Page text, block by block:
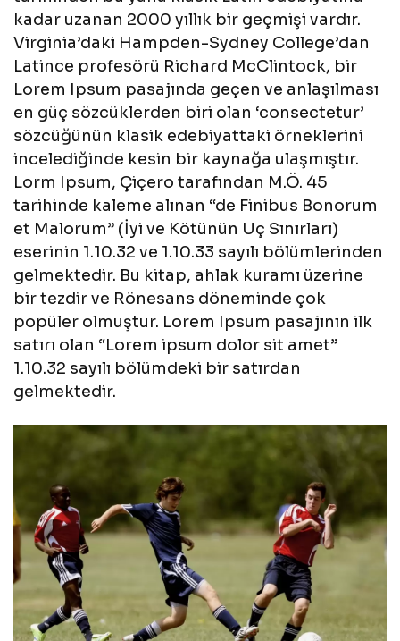
kadar uzanan 2000 yıllık bir geçmişi vardır.
Virginia’daki Hampden-Sydney College’dan
Latince profesörü Richard McClintock, bir
Lorem Ipsum pasajında geçen ve anlaşılması
en güç sözcüklerden biri olan ‘consectetur’
sözcüğünün klasik edebiyattaki örneklerini
incelediğinde kesin bir kaynağa ulaşmıştır.
Lorm Ipsum, Çiçero tarafından M.Ö. 45
tarihinde kaleme alınan “de Finibus Bonorum
et Malorum” (İyi ve Kötünün Uç Sınırları)
eserinin 1.10.32 ve 1.10.33 sayılı bölümlerinden
gelmektedir. Bu kitap, ahlak kuramı üzerine
bir tezdir ve Rönesans döneminde çok
popüler olmuştur. Lorem Ipsum pasajının ilk
satırı olan “Lorem ipsum dolor sit amet”
1.10.32 sayılı bölümdeki bir satırdan
gelmektedir.